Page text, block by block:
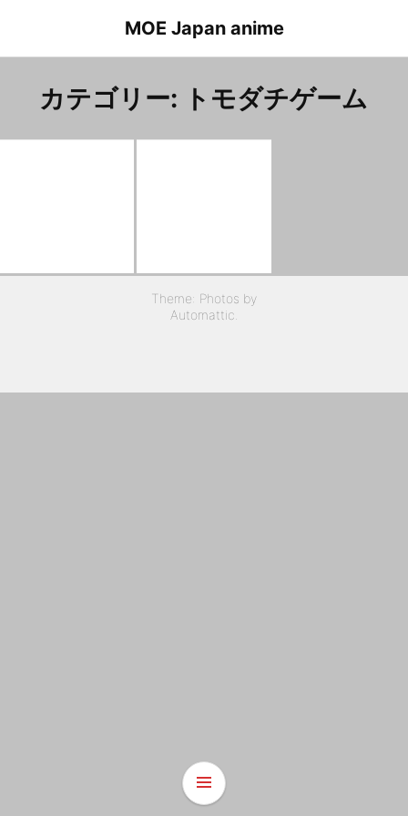
content
MOE Japan anime
カテゴリー: トモダチゲーム
Tomodachi-game Episode 9 Minase.Maria
トモダチゲーム ９話 水瀬マリア Tomodachi-game Episode 1 Kokorogi.Yutori
トモダチゲーム １話 心木ゆとり
Theme: Photos by
Automattic